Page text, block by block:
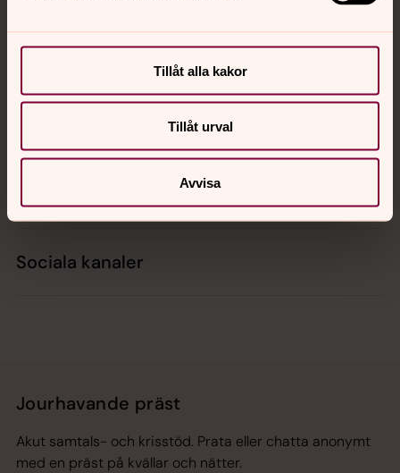
Tillåt alla kakor
Tillåt urval
Avvisa
Sociala kanaler
Jourhavande präst
Akut samtals- och krisstöd. Prata eller chatta anonymt
med en präst på kvällar och nätter.